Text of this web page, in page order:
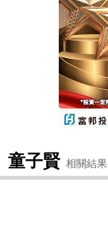
童子賢 相關結果